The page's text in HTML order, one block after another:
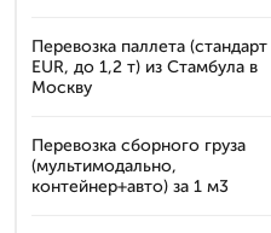
Перевозка паллета (стандарт
EUR, до 1,2 т) из Стамбула в
Москву
Перевозка сборного груза
(мультимодально,
контейнер+авто) за 1 м3